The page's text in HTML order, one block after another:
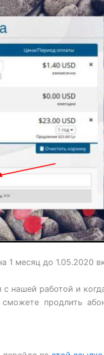
1 месяц до 1.05.2020
нашей работой и
продлить